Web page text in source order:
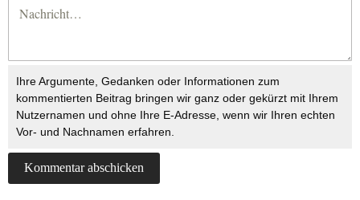
Ihre Argumente, Gedanken oder Informationen zum
kommentierten Beitrag bringen wir ganz oder gekürzt mit Ihrem
Nutzernamen und ohne Ihre E-Adresse, wenn wir Ihren echten
Vor- und Nachnamen erfahren.